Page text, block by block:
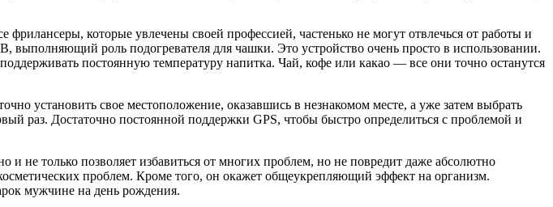
которые увлечены своей профессией, частенько не могут отвлечься от работы и
роль подогревателя для чашки. Это устройство очень просто в использовании.
постоянную температуру напитка. Чай, кофе или какао — все они точно останутся
установить свое местоположение, оказавшись в незнакомом месте, а уже затем выбрать
раз. Достаточно постоянной поддержки GPS, чтобы быстро определиться с проблемой и
только позволяет избавиться от многих проблем, но не повредит даже абсолютно
проблем. Кроме того, он окажет общеукрепляющий эффект на организм.
мужчине на день рождения.